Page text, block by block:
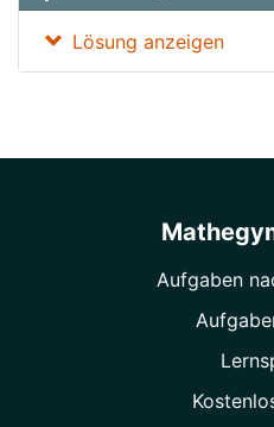
Lösung anzeigen
Aufgaben